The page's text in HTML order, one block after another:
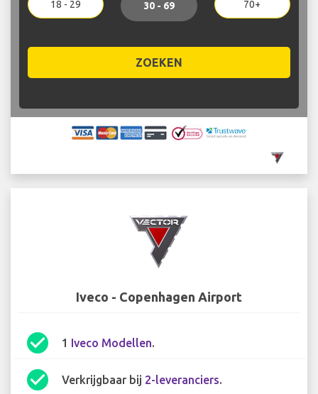
18 - 29 30 - 69 70+
ZOEKEN
Iveco - Copenhagen Airport
check_circle 1 Iveco Modellen.
check_circle Verkrijgbaar bij 2-leveranciers.